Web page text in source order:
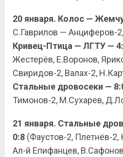
20 января. Колос —
С.Гаврилов — Анциферов-
Кривец-Птица — ЛГТУ —
Жестерёв, Е.Воронов,
Свиридов-2, Валах-2,
Стальные дровосеки —
Тимонов-2, М.Сухарев,
21 января. Стальные
0:8 (Фаустов-2, Плетнёв-
Ал-й Епифанцев,